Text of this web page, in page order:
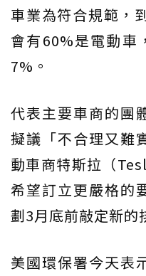
車業為符合規範，
會有60%是電動車
7%。
代表主要車商的團
擬議「不合理又難
動車商特斯拉（
希望訂立更嚴格的
劃3月底前敲定新的
美國環保署今天表